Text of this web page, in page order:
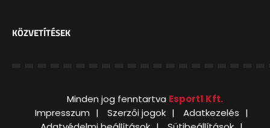
KÖZVETÍTÉSEK
Minden jog fenntartva Esport1 Kft.
Impresszum
Szerzői jogok
Adatkezelés